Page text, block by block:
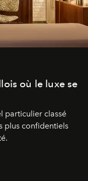
où le luxe se
particulier classé
plus confidentiels